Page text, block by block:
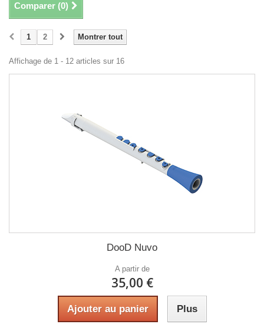
Comparer (0)
Montrer tout
1 2
Affichage de 1 - 12 articles sur 16
DooD Nuvo
A partir de
35,00 €
Ajouter au panier Plus